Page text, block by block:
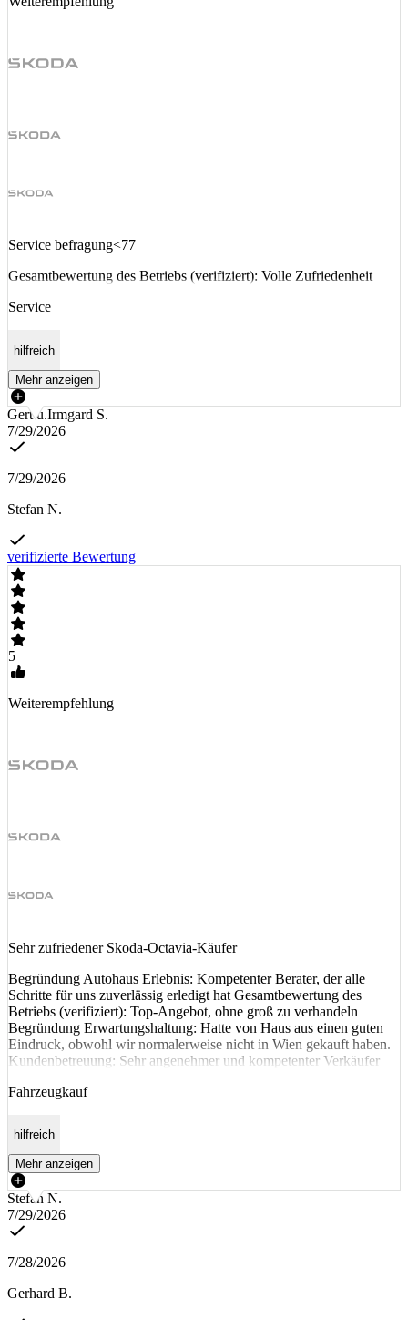
Service befragung<77
Gesamtbewertung des Betriebs (verifiziert): Volle Zufriedenheit
Service
hilfreich
Mehr anzeigen
Gert u.Irmgard S.
7/29/2026
7/29/2026
Stefan N.
verifizierte Bewertung
5
Weiterempfehlung
Sehr zufriedener Skoda-Octavia-Käufer
Begründung Autohaus Erlebnis: Kompetenter Berater, der alle
Schritte für uns zuverlässig erledigt hat Gesamtbewertung des
Betriebs (verifiziert): Top-Angebot, ohne groß zu verhandeln
Begründung Erwartungshaltung: Hatte von Haus aus einen guten
Eindruck, obwohl wir normalerweise nicht in Wien gekauft haben.
Kundenbetreuung: Sehr angenehmer und kompetenter Verkäufer
Fahrzeugkauf
hilfreich
Mehr anzeigen
Stefan N.
7/29/2026
7/28/2026
Gerhard B.